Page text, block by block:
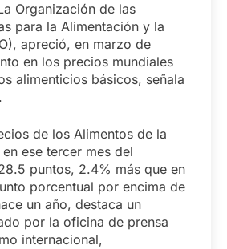
Organización de las
para la Alimentación y la
apreció, en marzo de
en los precios mundiales
alimenticios básicos, señala
de los Alimentos de la
ese tercer mes del
puntos, 2.4% más que en
porcentual por encima de
un año, destaca un
por la oficina de prensa
internacional,